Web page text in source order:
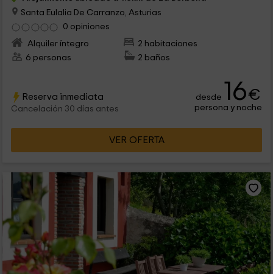
Santa Eulalia De Carranzo, Asturias
0 opiniones
Alquiler íntegro
2 habitaciones
6 personas
2 baños
Reserva inmediata
Cancelación 30 días antes
desde 16€
persona y noche
VER OFERTA